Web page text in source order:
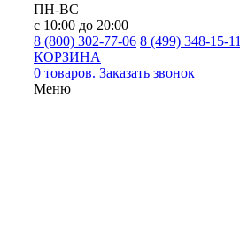
ПН-ВС
с 10:00 до 20:00
8 (800) 302-77-06 8 (499) 348-15-11
КОРЗИНА
0 товаров. Заказать звонок
Меню